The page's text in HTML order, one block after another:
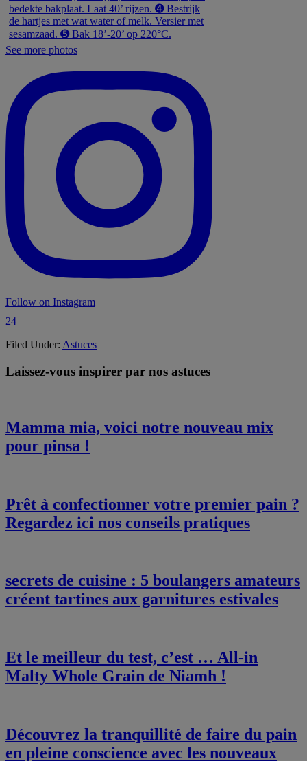
See more photos
Follow on Instagram
24
Filed Under: Astuces
Laissez-vous inspirer par nos astuces
Mamma mia, voici notre nouveau mix
pour pinsa !
Prêt à confectionner votre premier pain ?
Regardez ici nos conseils pratiques
secrets de cuisine : 5 boulangers amateurs
créent tartines aux garnitures estivales
Et le meilleur du test, c’est … All-in
Malty Whole Grain de Niamh !
Découvrez la tranquillité de faire du pain
en pleine conscience avec les nouveaux